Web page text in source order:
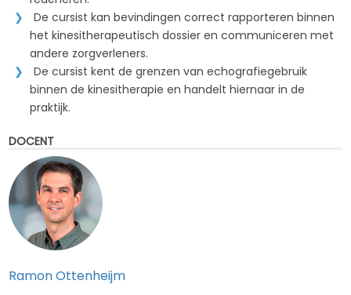
De cursist kan bevindingen correct rapporteren binnen
het kinesitherapeutisch dossier en communiceren met
andere zorgverleners.
De cursist kent de grenzen van echografiegebruik
binnen de kinesitherapie en handelt hiernaar in de
praktijk.
DOCENT
Ramon Ottenheijm